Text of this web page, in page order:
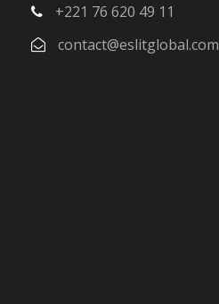
+221 76 620 49 11
contact@eslitglobal.com